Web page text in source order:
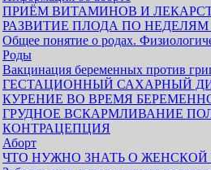
ПРИЁМ ВИТАМИНОВ И
РАЗВИТИЕ ПЛОДА ПО
Общее понятие о родах.
Роды
Вакцинация беременных против
ГЕСТАЦИОННЫЙ САХАРНЫЙ
КУРЕНИЕ ВО ВРЕМЯ
ГРУДНОЕ ВСКАРМЛИВАНИЕ
КОНТРАЦЕПЦИЯ
Аборт
ЧТО НУЖНО ЗНАТЬ О ЖЕНСКОЙ